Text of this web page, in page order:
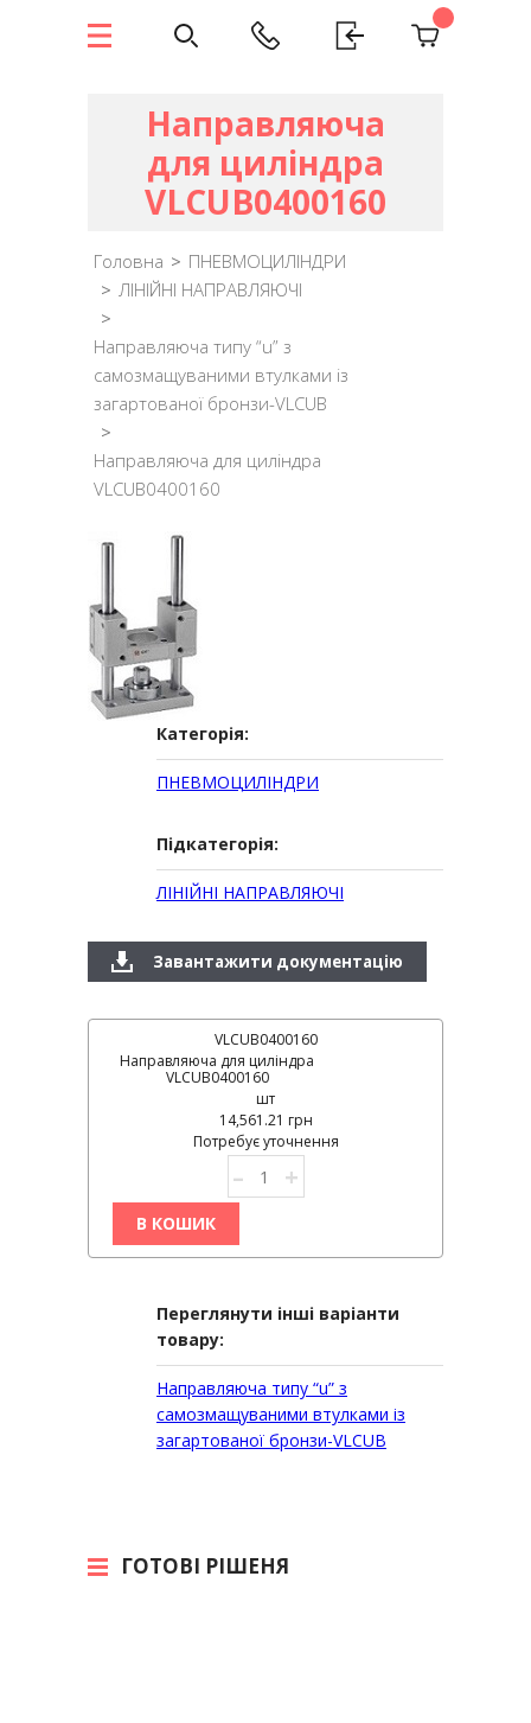
ГОТОВІ РІШЕНЯ
Направляюча
для циліндра
VLCUB0400160
Головна > ПНЕВМОЦИЛІНДРИ
> ЛІНІЙНІ НАПРАВЛЯЮЧІ
>
Направляюча типу “u” з
самозмащуваними втулками із
загартованої бронзи-VLCUB
>
Направляюча для циліндра
VLCUB0400160
Категорія:
ПНЕВМОЦИЛІНДРИ
Підкатегорія:
ЛІНІЙНІ НАПРАВЛЯЮЧІ
Завантажити документацію
VLCUB0400160
Направляюча для циліндра
VLCUB0400160
шт
14,561.21 грн
Потребує уточнення
– +
В КОШИК
Переглянути інші варіанти
товару:
Направляюча типу “u” з
самозмащуваними втулками із
загартованої бронзи-VLCUB